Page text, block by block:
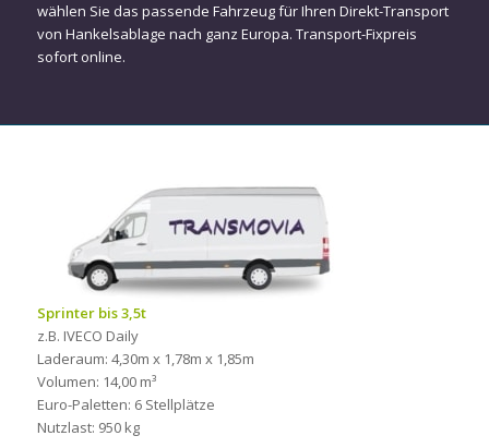
wählen Sie das passende Fahrzeug für Ihren Direkt-Transport
von Hankelsablage nach ganz Europa. Transport-Fixpreis
sofort online.
Sprinter bis 3,5t
z.B. IVECO Daily
Laderaum: 4,30m x 1,78m x 1,85m
Volumen: 14,00 m³
Euro-Paletten: 6 Stellplätze
Nutzlast: 950 kg